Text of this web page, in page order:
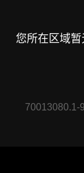
您所在区域
70013080.1-